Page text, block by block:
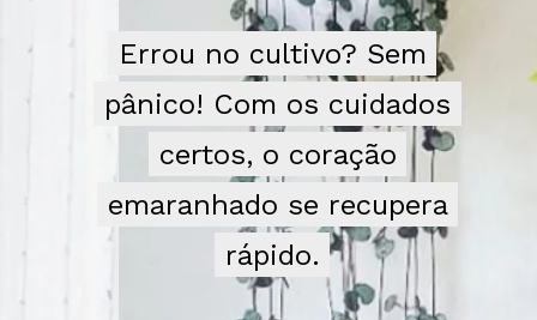
Errou no cultivo? Sem
pânico! Com os cuidados
certos, o coração
emaranhado se recupera
rápido.
Errou no cultivo? Sem
pânico! Com os cuidados
certos, o coração
emaranhado se recupera
rápido.